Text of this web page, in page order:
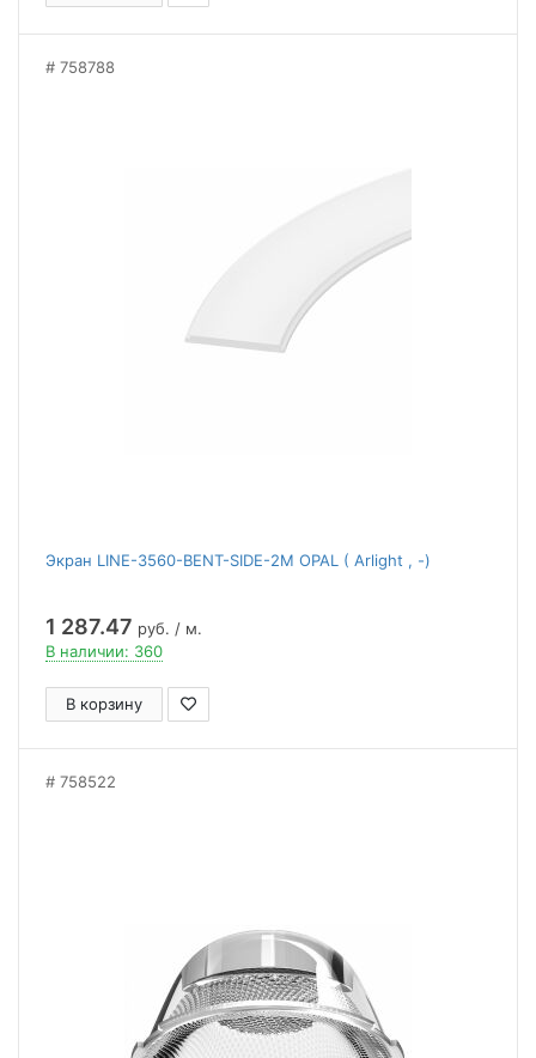
758788
Экран LINE-3560-BENT-SIDE-2M OPAL ( Arlight , -)
1 287.47 руб. / м.
В наличии: 360
В корзину
758522